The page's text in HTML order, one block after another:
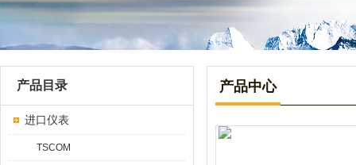
产品目录
进口仪表
TSCOM
产品中心